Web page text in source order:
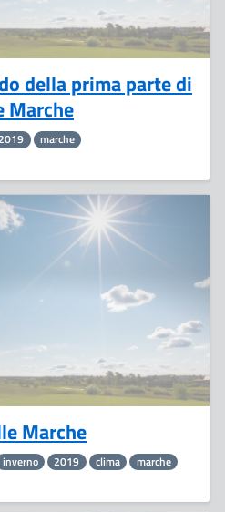
della prima parte di
Marche
marche
Marche
inverno 2019 clima marche